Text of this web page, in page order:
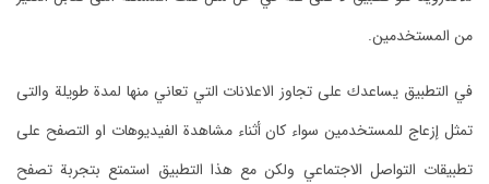
من المستخدمين.
في التطبيق يساعدك على تجاوز الاعلانات التي تعاني منها لمدة طويلة والتى
تمثل إزعاج للمستخدمين سواء كان أثناء مشاهدة الفيديوهات او التصفح على
تطبيقات التواصل الاجتماعي ولكن مع هذا التطبيق استمتع بتجربة تصفح